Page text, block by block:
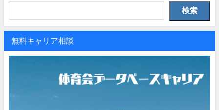
検索
無料キャリア相談